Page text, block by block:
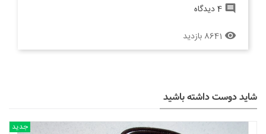
comment 4 دیدگاه
remove_red_eye 8641 بازدید
شاید دوست داشته باشید
جدید